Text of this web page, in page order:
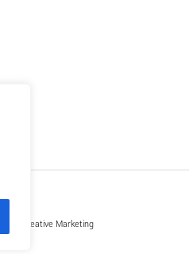
by Creative Marketing